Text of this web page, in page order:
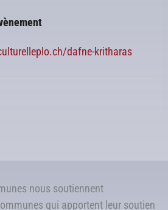
dafne-kritharas
nous soutiennent
qui apportent leur soutien